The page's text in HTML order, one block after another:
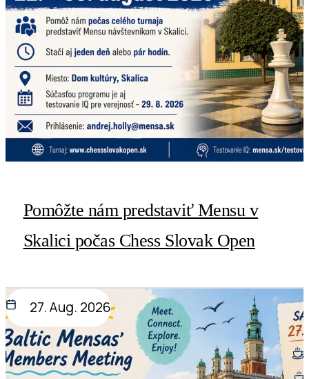
Pomôžte nám predstaviť Mensu v
Skalici počas Chess Slovak Open
27. Aug. 2026